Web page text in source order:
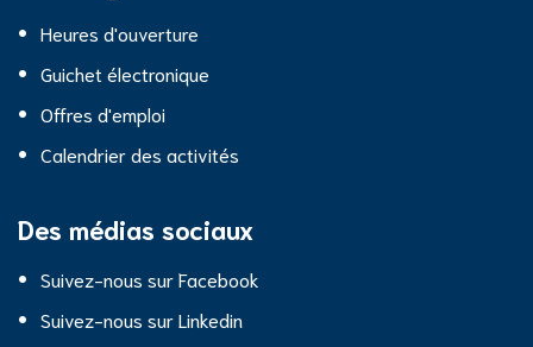
Heures d'ouverture
Guichet électronique
Offres d'emploi
Calendrier des activités
Des médias sociaux
Suivez-nous sur Facebook
Suivez-nous sur Linkedin